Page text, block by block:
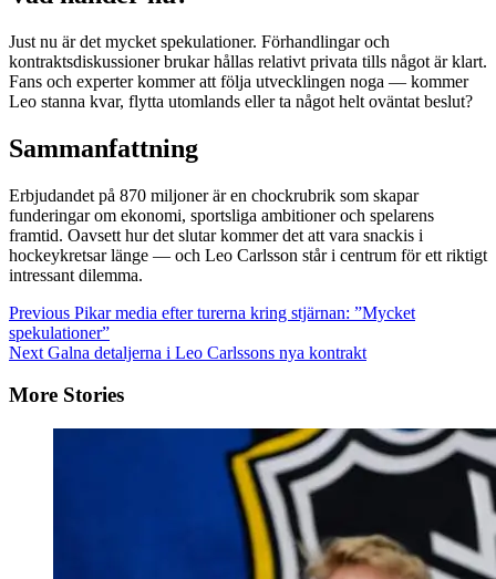
Just nu är det mycket spekulationer. Förhandlingar och
kontraktsdiskussioner brukar hållas relativt privata tills något är klart.
Fans och experter kommer att följa utvecklingen noga — kommer
Leo stanna kvar, flytta utomlands eller ta något helt oväntat beslut?
Sammanfattning
Erbjudandet på 870 miljoner är en chockrubrik som skapar
funderingar om ekonomi, sportsliga ambitioner och spelarens
framtid. Oavsett hur det slutar kommer det att vara snackis i
hockeykretsar länge — och Leo Carlsson står i centrum för ett riktigt
intressant dilemma.
Continue
Reading
Previous Pikar media efter turerna kring stjärnan: ”Mycket
spekulationer”
Next Galna detaljerna i Leo Carlssons nya kontrakt
More Stories